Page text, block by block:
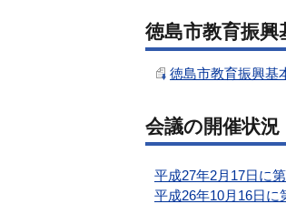
徳島市教育振
徳島市教育振興基
会議の開催状況
平成27年2月17日に
平成26年10月16日に